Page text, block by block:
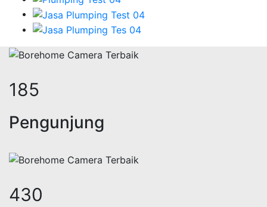
224
Pengunjung
526